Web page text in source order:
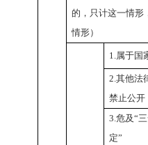
的，只计这一情形
情形）
1.属于国
2.其他法
禁止公开
3.危及“
定”